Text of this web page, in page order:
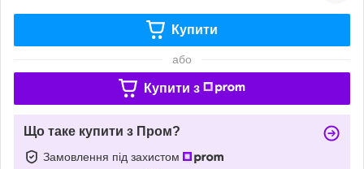
Купити
або
Купити з
Що таке купити з Пром?
Замовлення під захистом